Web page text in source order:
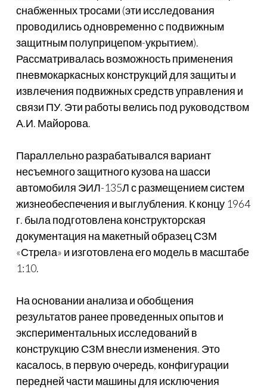
снабженных тросами (эти исследования
проводились одновременно с подвижным
защитным полуприцепом-укрытием).
Рассматривалась возможность применения
пневмокаркасных конструкций для защиты и
извлечения подвижных средств управления и
связи ПУ. Эти работы велись под руководством
А.И. Майорова.
Параллельно разрабатывался вариант
несъемного защитного кузова на шасси
автомобиля ЭИЛ-135Л с размещением систем
жизнеобеспечения и выглубления. К концу 1964
г. была подготовлена конструкторская
документация на макетный образец СЗМ
«Стрела» и изготовлена его модель в масштабе
1:10.
На основании анализа и обобщения
результатов ранее проведенных опытов и
экспериментальных исследований в
конструкцию СЗМ внесли изменения. Это
касалось, в первую очередь, конфигурации
передней части машины для исключения